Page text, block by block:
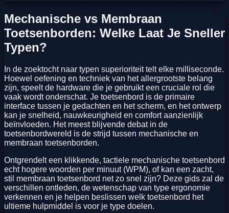
Mechanische vs Membraan
Toetsenborden: Welke Laat Je Sneller
Typen?
In de zoektocht naar typen superioriteit telt elke milliseconde.
Hoewel oefening en techniek van het allergrootste belang
zijn, speelt de hardware die je gebruikt een cruciale rol die
vaak wordt onderschat. Je toetsenbord is de primaire
interface tussen je gedachten en het scherm, en het ontwerp
kan je snelheid, nauwkeurigheid en comfort aanzienlijk
beïnvloeden. Het meest blijvende debat in de
toetsenbordwereld is de strijd tussen mechanische en
membraan toetsenborden.
Ontgrendelt een klikkende, tactiele mechanische toetsenbord
echt hogere woorden per minuut (WPM), of kan een zacht,
stil membraan toetsenbord net zo snel zijn? Deze gids zal de
verschillen ontleden, de wetenschap van type ergonomie
verkennen en je helpen beslissen welk toetsenbord het
ultieme hulpmiddel is voor je type doelen.